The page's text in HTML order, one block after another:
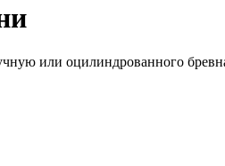
или оцилиндрованного